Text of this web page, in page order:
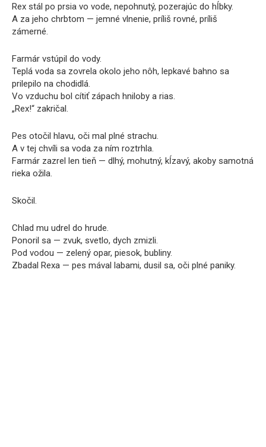
Rex stál po prsia vo vode, nepohnutý, pozerajúc do hĺbky.
A za jeho chrbtom — jemné vlnenie, príliš rovné, príliš
zámerné.
Farmár vstúpil do vody.
Teplá voda sa zovrela okolo jeho nôh, lepkavé bahno sa
prilepilo na chodidlá.
Vo vzduchu bol cítiť zápach hniloby a rias.
„Rex!“ zakričal.
Pes otočil hlavu, oči mal plné strachu.
A v tej chvíli sa voda za ním roztrhla.
Farmár zazrel len tieň — dlhý, mohutný, kĺzavý, akoby samotná
rieka ožila.
Skočil.
Chlad mu udrel do hrude.
Ponoril sa — zvuk, svetlo, dych zmizli.
Pod vodou — zelený opar, piesok, bubliny.
Zbadal Rexa — pes mával labami, dusil sa, oči plné paniky.